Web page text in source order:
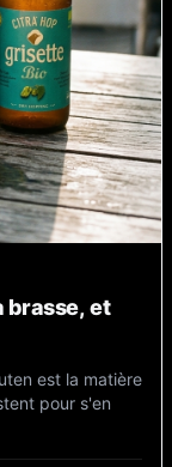
brasse, et
est la matière
pour s'en